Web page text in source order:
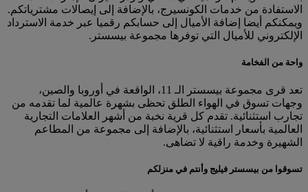
الاستفادة من خدمات الكونسيرج، بالإضافة إلى إيصالات مشترياتكم.
ويمكنكم أيضا إضافة الأميال إلى حسابكم رقميا عبر خدمة الاسترداد
الإلكتروني للأميال التي توفرها مجموعة بيسستر.
واحة من الفخامة
تعد قرى مجموعة بيسستر الـ 11، الواقعة في أوروبا والصين،
وجهات تسوق في الهواء الطلق تحظى بشهرة عالمية لما تقدمه من
تجارب استثنائية. تقدم كل قرية نخبة من أشهر العلامات التجارية
العالمية بأسعار استثنائية، بالإضافة إلى مجموعة من المطاعم
الشهيرة وخدمة راقية لا تضاهى.
تسوقوا من بيسستر فيليج وأنتم في منزلكم